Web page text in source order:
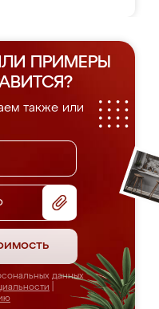
ПРИМЕРЫ
также или
данных